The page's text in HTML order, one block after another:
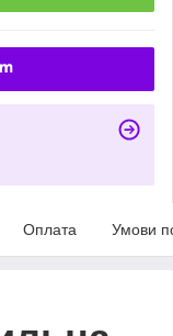
Оплата Умови